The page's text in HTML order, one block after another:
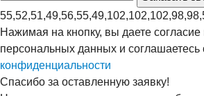
Нажимая на кнопку, вы даете согласие
персональных данных и соглашаетесь
конфиденциальности
Спасибо за оставленную заявку!